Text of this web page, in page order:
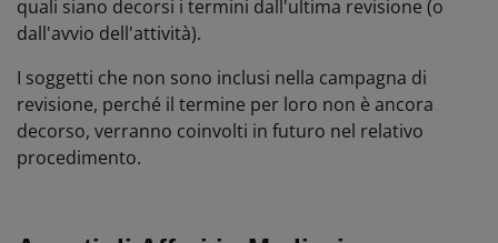
quali siano decorsi i termini dall'ultima revisione (o
dall'avvio dell'attività).
I soggetti che non sono inclusi nella campagna di
revisione, perché il termine per loro non è ancora
decorso, verranno coinvolti in futuro nel relativo
procedimento.